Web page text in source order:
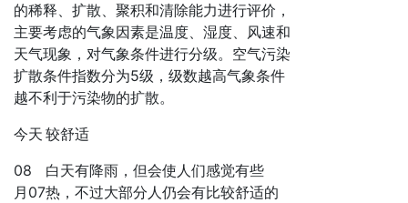
的稀释、扩散、聚积和清除能力进行评价，
主要考虑的气象因素是温度、湿度、风速和
天气现象，对气象条件进行分级。空气污染
扩散条件指数分为5级，级数越高气象条件
越不利于污染物的扩散。
今天
08
月07
较舒适
白天有降雨，但会使人们感觉有些
热，不过大部分人仍会有比较舒适的